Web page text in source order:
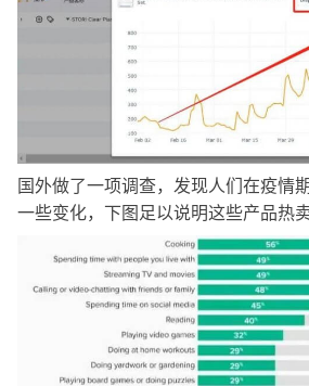
国外做了一项调查，发现人们在疫情
一些变化，下图足以说明这些产品热卖